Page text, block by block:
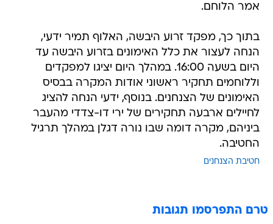
אמר הלוחם.
בתוך כך, מפקד זרוע היבשה, האלוף תמיר ידעי,
הנחה לעצור את כלל האימונים בזרוע היבשה עד
היום בשעה 16:00. במהלך היום יציגו למפקדים
וללוחמים תחקיר ראשוני אודות המקרה בבסיס
האימונים של הצנחנים. בנוסף, ידעי הנחה להציג
לחיילים ארבעה תחקירים של ירי דו-צדדי מהעבר
ביניהם, מקרה דומה שבו נורה דגלן במהלך תרגיל
החטיבה.
חטיבת הצנחנים
טרם התפרסמו תגובות